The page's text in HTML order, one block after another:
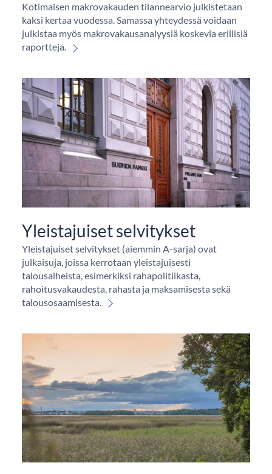
Kotimaisen makrovakauden tilannearvio julkistetaan
kaksi kertaa vuodessa. Samassa yhteydessä voidaan
julkistaa myös makrovakausanalyysiä koskevia erillisiä
raportteja.
Yleistajuiset selvitykset
Yleistajuiset selvitykset (aiemmin A-sarja) ovat
julkaisuja, joissa kerrotaan yleistajuisesti
talousaiheista, esimerkiksi rahapolitiikasta,
rahoitusvakaudesta, rahasta ja maksamisesta sekä
talousosaamisesta.